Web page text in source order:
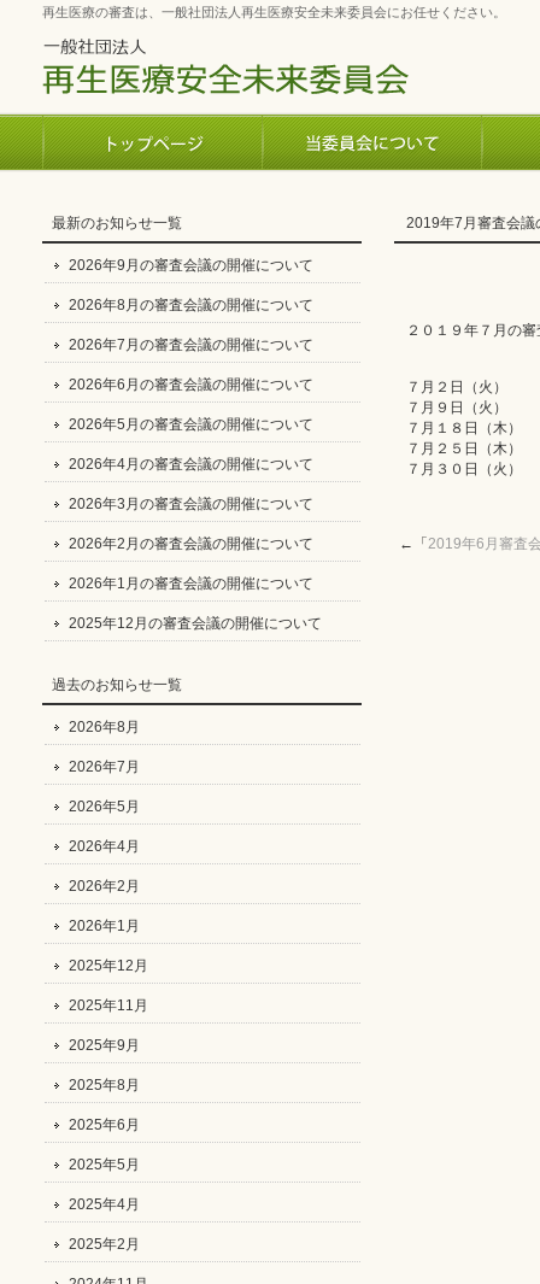
再生医療の審査は、一般社団法人再生医療安全未来委員会にお任せください。
2019年7月審査会議
２０１９年７月の
７月２日（火）
７月９日（火）
７月１８日（木）
７月２５日（木）
７月３０日（火）
←「 2019年6月審査
最新のお知らせ一覧
2026年9月の審査会議の開催について
2026年8月の審査会議の開催について
2026年7月の審査会議の開催について
2026年6月の審査会議の開催について
2026年5月の審査会議の開催について
2026年4月の審査会議の開催について
2026年3月の審査会議の開催について
2026年2月の審査会議の開催について
2026年1月の審査会議の開催について
2025年12月の審査会議の開催について
過去のお知らせ一覧
2026年8月
2026年7月
2026年5月
2026年4月
2026年2月
2026年1月
2025年12月
2025年11月
2025年9月
2025年8月
2025年6月
2025年5月
2025年4月
2025年2月